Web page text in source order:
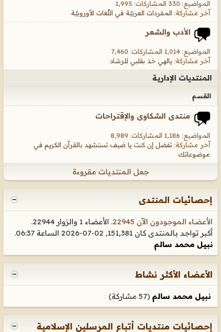
المواضيع: 330 المشاركات: 1,995
آخر مشاركة: المفردات العربيّة في اللّغات الأوروبيّة
الأدب والشعر
المواضيع: 1,014 المشاركات: 7,460
آخر مشاركة: يالهي خذ بقلبي للرشاد
المنتديات الإدارية
القسم
منتدى الشكاوى والإقتراحات
المواضيع: 1,186 المشاركات: 8,989
آخر مشاركة: تفضل إن كنت يا ضيف تستشهد بالقرآن الكريم في
موضوعاتك
جعل المنتديات مقروءة
إحصائيات المنتدى
الأعضاء الموجودون الآن 22945
. الأعضاء 1 والزوار 22944.
أكبر تواجد بالمنتدى كان 151,381, 02-07-2026 الساعة
06:37
.
نبيل محمد سالم
الأعضاء الأكثر نشاط
نبيل محمد سالم ‏(57 مشاركة)
إحصائيات منتديات أتباع المرسلين الإسلامية